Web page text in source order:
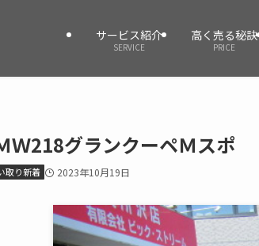
サービス紹介
SERVICE
高く売る秘訣
PRICE
Ｗ218グランクーペＭスポ
取り新着 2023年10月19日